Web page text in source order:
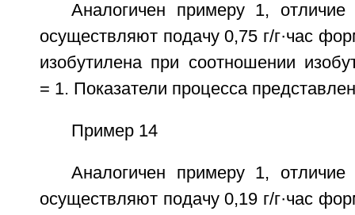
Аналогичен примеру 1,
осуществляют подачу 0,75 г/г·час
изобутилена при соотношении
= 1. Показатели процесса
Пример 14
Аналогичен примеру 1,
осуществляют подачу 0,19 г/г·час